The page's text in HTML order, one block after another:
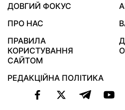
ДОВГИЙ ФОКУС
ПРО НАС
ПРАВИЛА
КОРИСТУВАННЯ
САЙТОМ
РЕДАКЦІЙНА ПОЛІТИКА